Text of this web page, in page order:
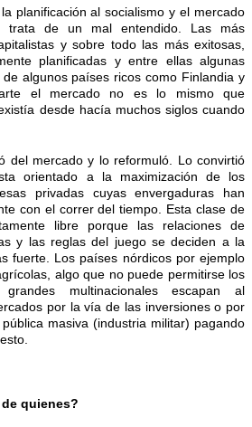
planificación al socialismo y el mercado
trata de un mal entendido. Las más
y sobre todo las más exitosas,
planificadas y entre ellas algunas
algunos países ricos como Finlandia y
el mercado no es lo mismo que
desde hacía muchos siglos cuando
del mercado y lo reformuló. Lo convirtió
orientado a la maximización de los
privadas cuyas envergaduras han
con el correr del tiempo. Esta clase de
libre porque las relaciones de
y las reglas del juego se deciden a la
fuerte. Los países nórdicos por ejemplo
algo que no puede permitirse los
multinacionales escapan al
por la vía de las inversiones o por
masiva (industria militar) pagando
quienes?